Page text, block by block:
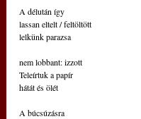
A délután így
lassan eltelt / feltöltött
lelkünk parazsa
nem lobbant: izzott
Teleírtuk a papír
hátát és ölét
A búcsúzásra